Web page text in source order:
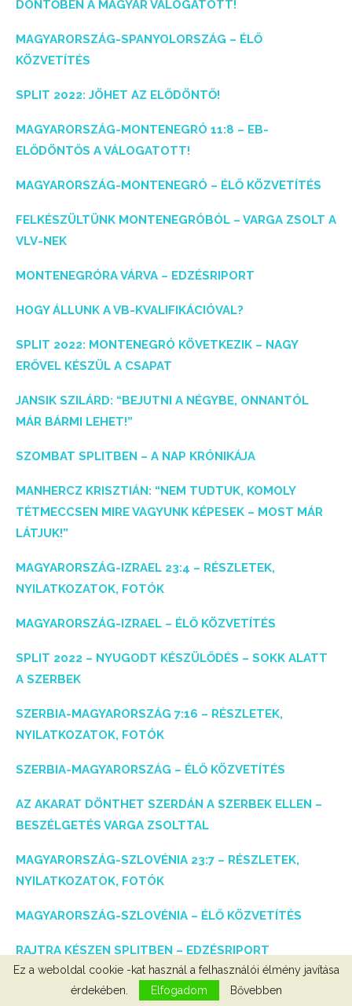
DÖNTŐBEN A MAGYAR VÁLOGATOTT!
MAGYARORSZÁG-SPANYOLORSZÁG – ÉLŐ
KÖZVETÍTÉS
SPLIT 2022: JÖHET AZ ELŐDÖNTŐ!
MAGYARORSZÁG-MONTENEGRÓ 11:8 – EB-
ELŐDÖNTŐS A VÁLOGATOTT!
MAGYARORSZÁG-MONTENEGRÓ – ÉLŐ KÖZVETÍTÉS
FELKÉSZÜLTÜNK MONTENEGRÓBÓL – VARGA ZSOLT A
VLV-NEK
MONTENEGRÓRA VÁRVA – EDZÉSRIPORT
HOGY ÁLLUNK A VB-KVALIFIKÁCIÓVAL?
SPLIT 2022: MONTENEGRÓ KÖVETKEZIK – NAGY
ERŐVEL KÉSZÜL A CSAPAT
JANSIK SZILÁRD: “BEJUTNI A NÉGYBE, ONNANTÓL
MÁR BÁRMI LEHET!”
SZOMBAT SPLITBEN – A NAP KRÓNIKÁJA
MANHERCZ KRISZTIÁN: “NEM TUDTUK, KOMOLY
TÉTMECCSEN MIRE VAGYUNK KÉPESEK – MOST MÁR
LÁTJUK!”
MAGYARORSZÁG-IZRAEL 23:4 – RÉSZLETEK,
NYILATKOZATOK, FOTÓK
MAGYARORSZÁG-IZRAEL – ÉLŐ KÖZVETÍTÉS
SPLIT 2022 – NYUGODT KÉSZÜLŐDÉS – SOKK ALATT
A SZERBEK
SZERBIA-MAGYARORSZÁG 7:16 – RÉSZLETEK,
NYILATKOZATOK, FOTÓK
SZERBIA-MAGYARORSZÁG – ÉLŐ KÖZVETÍTÉS
AZ AKARAT DÖNTHET SZERDÁN A SZERBEK ELLEN –
BESZÉLGETÉS VARGA ZSOLTTAL
MAGYARORSZÁG-SZLOVÉNIA 23:7 – RÉSZLETEK,
NYILATKOZATOK, FOTÓK
MAGYARORSZÁG-SZLOVÉNIA – ÉLŐ KÖZVETÍTÉS
RAJTRA KÉSZEN SPLITBEN – EDZÉSRIPORT
VLV-FOTÓGALÉRIÁK
Ez a weboldal cookie -kat használ a felhasználói élmény javítása
érdekében.
Elfogadom Bővebben